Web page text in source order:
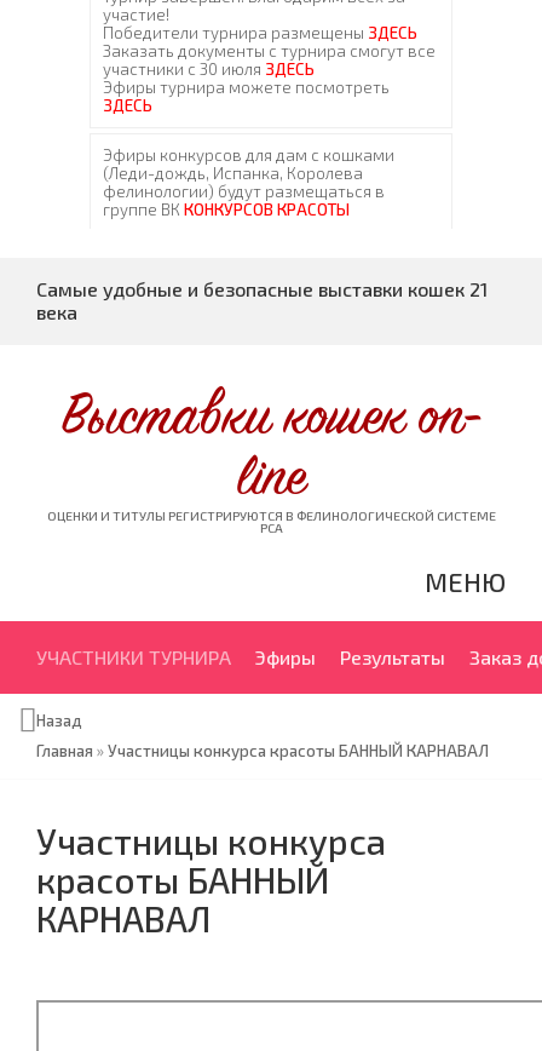
Самые удобные и безопасные выставки кошек 21
века
Выставки кошек on-
line
ОЦЕНКИ И ТИТУЛЫ РЕГИСТРИРУЮТСЯ В ФЕЛИНОЛОГИЧЕСКОЙ СИСТЕМЕ
PCA
МЕНЮ
УЧАСТНИКИ ТУРНИРА Эфиры Результаты Заказ
Назад
Главная »Участницы конкурса красоты БАННЫЙ КАРНАВАЛ
Участницы конкурса
красоты БАННЫЙ
КАРНАВАЛ